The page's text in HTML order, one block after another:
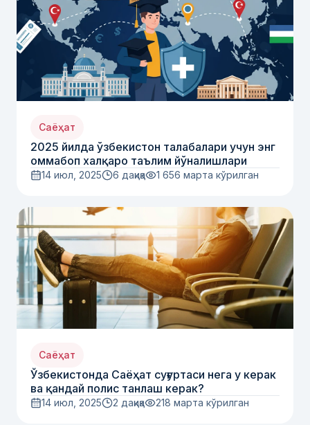
Саёҳат
2025 йилда ўзбекистон талабалари учун энг
оммабоп халқаро таълим йўналишлари
14 июл, 2025 6 дақиқа 1 656 марта кўрилган
Саёҳат
Ўзбекистонда Саёҳат суғуртаси нега у керак
ва қандай полис танлаш керак?
14 июл, 2025 2 дақиқа 218 марта кўрилган